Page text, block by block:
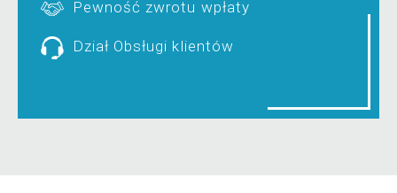
Pewność zwrotu wpłaty
Dział Obsługi klientów